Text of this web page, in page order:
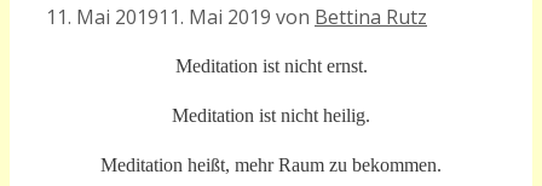
11. Mai 201911. Mai 2019 von Bettina Rutz
Meditation ist nicht ernst.
Meditation ist nicht heilig.
Meditation heißt, mehr Raum zu bekommen.